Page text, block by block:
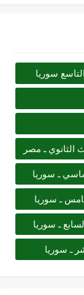
سوريا
الثانوي ـ مصر
ـ سوريا
ـ سوريا
ـ سوريا
ـ سوريا